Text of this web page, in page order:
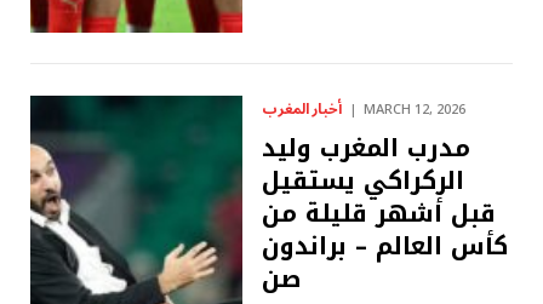
أخبار المغرب MARCH 12, 2026
مدرب المغرب وليد
الركراكي يستقيل
قبل أشهر قليلة من
كأس العالم – براندون
صن